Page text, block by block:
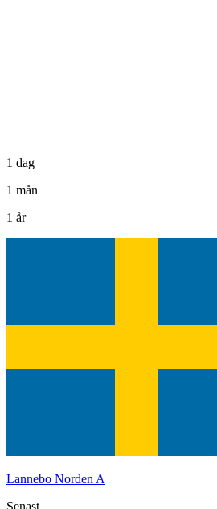
1 dag
1 mån
1 år
Lannebo Norden A
Senast